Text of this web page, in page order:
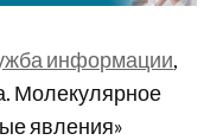
информации,
Молекулярное
явления»